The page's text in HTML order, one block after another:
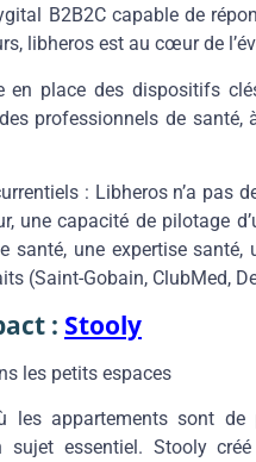
B2B2C capable de
libheros est au cœur de
en place des dispositifs
professionnels de
: Libheros n’a pas
une capacité de pilotage
santé, une expertise
(Saint-Gobain, ClubMed,
: Stooly
les petits espaces
les appartements sont de
sujet essentiel. Stooly